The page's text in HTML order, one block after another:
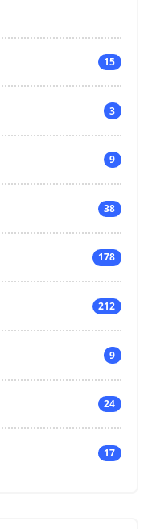
15
3
9
38
178
212
9
24
17